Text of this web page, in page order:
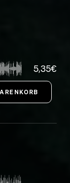
5,35€